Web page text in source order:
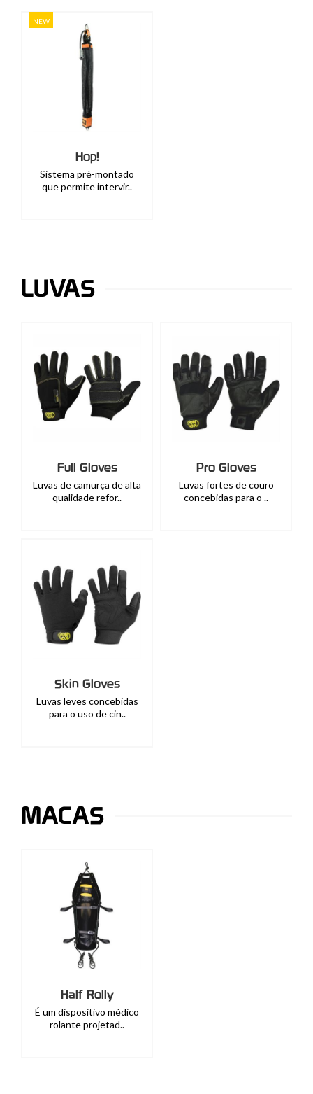
NEW
Hop!
Sistema pré-montado
que permite intervir..
LUVAS
Full Gloves
Luvas de camurça de alta
qualidade refor..
Pro Gloves
Luvas fortes de couro
concebidas para o ..
Skin Gloves
Luvas leves concebidas
para o uso de cin..
MACAS
Half Rolly
É um dispositivo médico
rolante projetad..